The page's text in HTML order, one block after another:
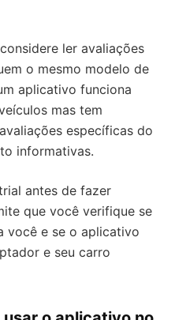
ler avaliações
o mesmo modelo de
aplicativo funciona
mas tem
específicas do
informativas.
antes de fazer
que você verifique se
você e se o aplicativo
e seu carro